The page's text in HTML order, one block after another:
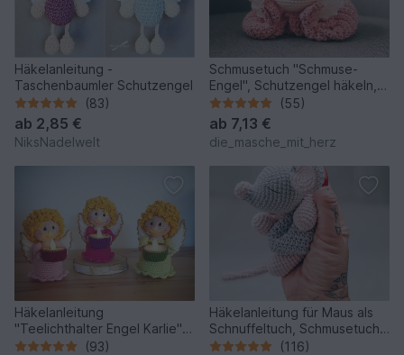
Häkelanleitung -
Taschenbaumler Schutzengel
(83)
ab 2,85 €
NiksNadelwelt
Schmusetuch "Schmuse-
Engel", Schutzengel häkeln,
deutsche Häkelanleitung
(55)
ab 7,13 €
die_masche_mit_herz
Häkelanleitung
"Teelichthalter Engel Karlie"
(Überarbeitete Version)
(93)
Häkelanleitung für Maus als
Schnuffeltuch, Schmusetuch
häkeln, Maus häkeln
(116)